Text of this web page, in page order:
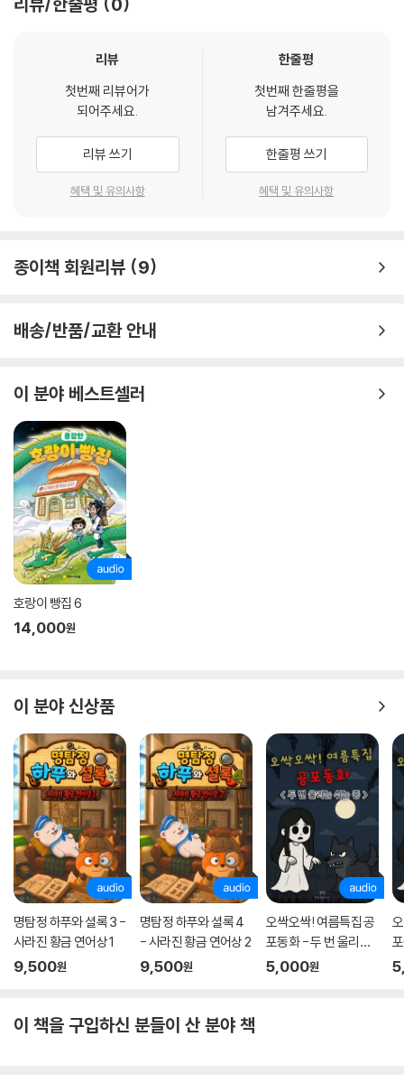
톡 튄다.//알갱이들아/계속 튀어라./멈추면 선생님이 냠냠/다 먹어 버릴지
-「팝콘 교실」 전문
문현식의 시는 태풍이 오는데도 “그물 찢어지는 강슛 때리고 오자.”라고
아이들을 불러낸다. 시인은 학교라는 제도적 공간에서 벗어나고픈 아이들
의 욕구를 남자아이들이 좋아하는 축구와 연결하여 형상화했다. 아이들의
답답한 마음을 뻥 뚫리게 하는 시원함을 안겨 준다. 표제작 「팝콘 교실」에
서는 교실의 아이들에게 가만있지 말고 팝콘처럼 톡톡 “튀어라” 하고 부추
을 “괴물 나라의 대왕”(「괴물들이 사는 교실」)으로, 교실을 “감옥”(「감
학생용으로 보시게요?/(돌돌 말린 벽지를 풀며) 어느 가게나 다 비슷하
죠.//학교집학원학교집학원학교집학원학교집학원학교집학원학교집학원
학교집학원학교집학원학교집학원학교집학원학교집학원학교집학원학교
집학원학교집학원학교집학원학교집학원학교집학원학교집학원학교집학
원학교집학원학교집학원학교집학원
-「벽지 가게」 부분
문현식의 동시에서 눈길을 끄는 것은 아이들의 생활을 바탕으로 쓴 시편들
이라 하여 소재나 표현 기법이 고만고만한 생활동시가 아니라는 점이다.
시인은 독특한 소재를 과감히 받아들여 그간 기존 동시에서 볼 수 없는 시
어들로 구성한 그만의 새로운 표현 기법을 펼쳐 보인다. 요즘 아이들의 반
복되는 일상을 “학교집학원학교집학원학교집학원학교집학원”처럼 벽지
러일으키며, 일상생활에서 아이들이 쓰는 “쩔어”(「쩔어」)라는 단어를 가
식 동시의 특징을 동시인 김은영은 발상은 대개가 “익살”에서 비롯되었으
며, “사물을 보는 인식의 깊이나 새로움”이 돋보이고, “개성 있는 말법을
창조해 내”고 있다고 극찬한다(「해설」).
부드러운 서정으로 넓어지는 세계
또한 이번 동시집에서 빼놓을 수 없는 부분은 서정성이다. 경쾌한 필치와
재치를 엿볼 수 있는 시편들까지 아우르는 시인 특유의 서정성은 가족, 이
웃, 자연으로 시야를 확장해 가면서 또렷이 드러난다.
우리 집 비밀번호/□□□□□□□//누르는 소리로 알아요/□□□ □□□
억으로만 남은 소리//보 고 싶 은/할 머 니.
리뷰
첫번째 리뷰어가
되어주세요.
리뷰 쓰기
혜택 및 유의사항
한줄평
첫번째 한줄평을
남겨주세요.
한줄평 쓰기
혜택 및 유의사항
종이책 회원리뷰 9
배송/반품/교환 안내
이 분야 베스트셀러
호랑이 빵집 6
14,000원
이 분야 신상품
명탐정 하푸와 셜록 3 -
사라진 황금 연어상 1
9,500원
명탐정 하푸와 셜록 4
- 사라진 황금 연어상 2
9,500원
오싹오싹! 여름특집 공
포동화 - 두 번 울리는
쉬는 종
5,000원
이 책을 구입하신 분들이 산 분야 책